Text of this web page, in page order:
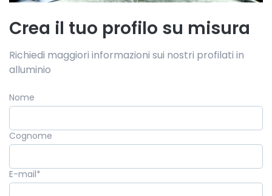
Crea il tuo profilo su misura
Richiedi maggiori informazioni sui nostri profilati in
alluminio
Nome
Cognome
E-mail*